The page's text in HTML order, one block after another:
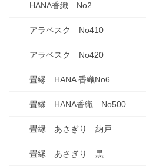
HANA香織 No2
アラベスク No410
アラベスク No420
畳縁 HANA 香織No6
畳縁 HANA香織 No500
畳縁 あさぎり 納戸
畳縁 あさぎり 黒